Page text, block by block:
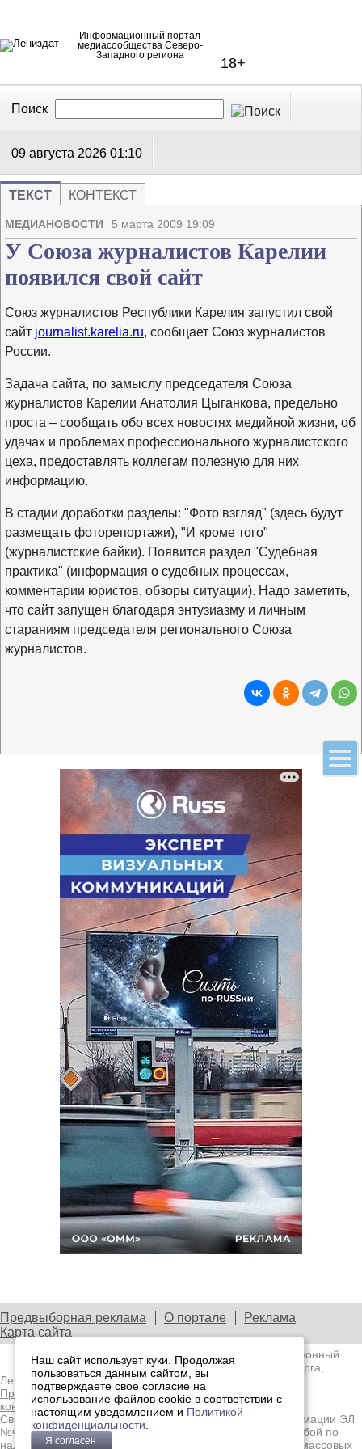
Информационный портал
медиасообщества Северо-
Западного региона
18+
Поиск
09 августа 2026 01:10
ТЕКСТ КОНТЕКСТ
МЕДИАНОВОСТИ 5 марта 2009 19:09
У Союза журналистов Карелии
появился свой сайт
Союз журналистов Республики Карелия запустил свой
сайт journalist.karelia.ru, сообщает Союз журналистов
России.
Задача сайта, по замыслу председателя Союза
журналистов Карелии Анатолия Цыганкова, предельно
проста – сообщать обо всех новостях медийной жизни, об
удачах и проблемах профессионального журналистского
цеха, предоставлять коллегам полезную для них
информацию.
В стадии доработки разделы: "Фото взгляд" (здесь будут
размещать фоторепортажи), "И кроме того"
(журналистские байки). Появится раздел "Судебная
практика" (информация о судебных процессах,
комментарии юристов, обзоры ситуации). Надо заметить,
что сайт запущен благодаря энтузиазму и личным
стараниям председателя регионального Союза
журналистов.
Предвыборная реклама О портале
Реклама
Карта сайта
Лениздат.Ру
— информационный
портал медиасообщества Санкт-Петербурга,
Ленобласти и Северо-Западного региона.
Правила использования содержания сайта.
конфиденциальности.
Свидетельство о регистрации средства массовой информации ЭЛ
№ФС77-91046, выданное 10.03.2026 Федеральной службой по
надзору в сфере связи, информационных технологий и массовых
Наш сайт использует куки. Продолжая
пользоваться данным сайтом, вы
подтверждаете свое согласие на
использование файлов cookie в соответствии с
настоящим уведомлением и Политикой
конфиденциальности
Я согласен